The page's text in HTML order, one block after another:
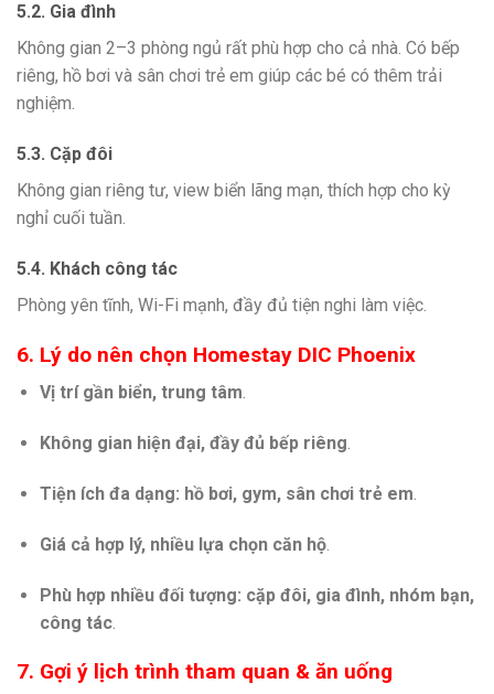
5.2. Gia đình
Không gian 2–3 phòng ngủ rất phù hợp cho cả nhà. Có bếp
riêng, hồ bơi và sân chơi trẻ em giúp các bé có thêm trải
nghiệm.
5.3. Cặp đôi
Không gian riêng tư, view biển lãng mạn, thích hợp cho kỳ
nghỉ cuối tuần.
5.4. Khách công tác
Phòng yên tĩnh, Wi-Fi mạnh, đầy đủ tiện nghi làm việc.
6. Lý do nên chọn Homestay DIC Phoenix
Vị trí gần biển, trung tâm.
Không gian hiện đại, đầy đủ bếp riêng.
Tiện ích đa dạng: hồ bơi, gym, sân chơi trẻ em.
Giá cả hợp lý, nhiều lựa chọn căn hộ.
Phù hợp nhiều đối tượng: cặp đôi, gia đình, nhóm bạn,
công tác.
7. Gợi ý lịch trình tham quan & ăn uống